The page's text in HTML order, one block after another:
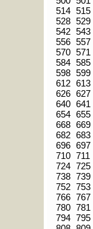
514 515
528 529
542 543
556 557
570 571
584 585
598 599
612 613
626 627
640 641
654 655
668 669
682 683
696 697
710 711
724 725
738 739
752 753
766 767
780 781
794 795